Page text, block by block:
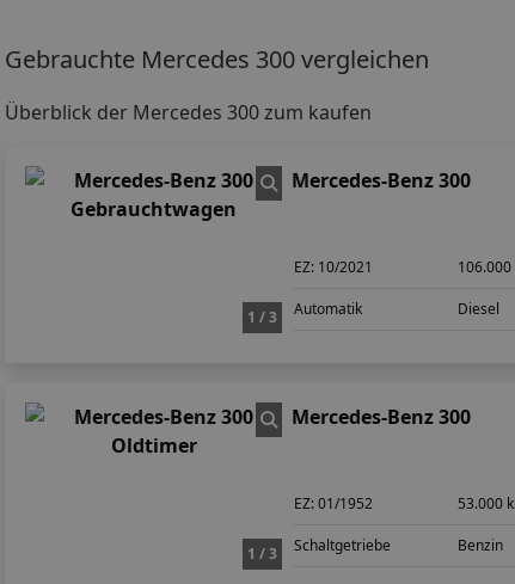
Gebrauchte Mercedes 300 vergleichen
Überblick der Mercedes 300 zum kaufen
1 / 3
Mercedes-Benz 300
EZ: 10/2021
Automatik Diesel
1 / 3
Mercedes-Benz 300
EZ:01/1952 53.000
Schaltgetriebe Benzin